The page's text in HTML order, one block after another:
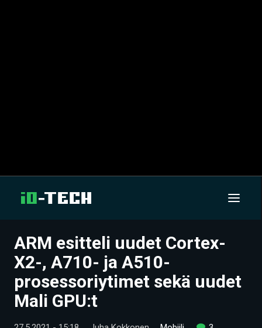
UUTISET
ARTIKKELIT
VIDEOT
ARM esitteli uudet Cortex-
X2-, A710- ja A510-
prosessoriytimet sekä uudet
Mali GPU:t